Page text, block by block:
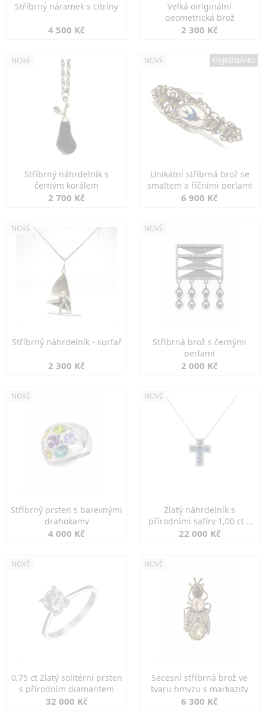
Stříbrný náramek s citríny
4 500 Kč
Velká oiriginální
geometrická brož
2 300 Kč
NOVÉ
Stříbrný náhrdelník s
černým korálem
2 700 Kč
NOVÉ OBJEDNÁNO
Unikátní stříbrná brož se
smaltem a říčními perlami
6 900 Kč
NOVÉ
Stříbrný náhrdelník - surfař
2 300 Kč
NOVÉ
Stříbrná brož s černými
perlami
2 000 Kč
NOVÉ
Stříbrný prsten s barevnými
drahokamy
4 000 Kč
NOVÉ
Zlatý náhrdelník s
přírodními safíry 1,00 ct a
diamanty
22 000 Kč
NOVÉ
0,75 ct Zlatý solitérní prsten
s přírodním diamantem
32 000 Kč
NOVÉ
Secesní stříbrná brož ve
tvaru hmyzu s markazity
6 300 Kč